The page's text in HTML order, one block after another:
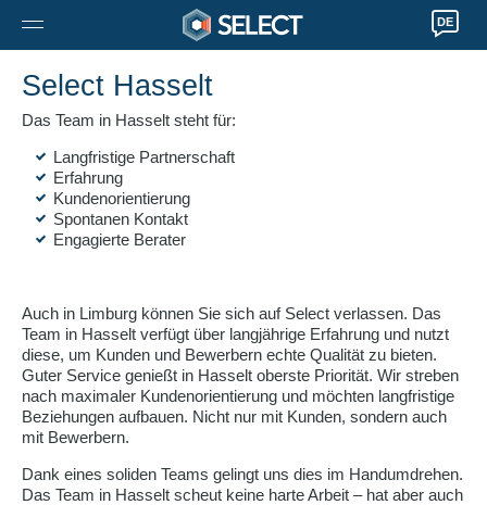
DE
Select Hasselt
Das Team in Hasselt steht für:
Langfristige Partnerschaft
Erfahrung
Kundenorientierung
Spontanen Kontakt
Engagierte Berater
Auch in Limburg können Sie sich auf Select verlassen. Das
Team in Hasselt verfügt über langjährige Erfahrung und nutzt
diese, um Kunden und Bewerbern echte Qualität zu bieten.
Guter Service genießt in Hasselt oberste Priorität. Wir streben
nach maximaler Kundenorientierung und möchten langfristige
Beziehungen aufbauen. Nicht nur mit Kunden, sondern auch
mit Bewerbern.
Dank eines soliden Teams gelingt uns dies im Handumdrehen.
Das Team in Hasselt scheut keine harte Arbeit – hat aber auch